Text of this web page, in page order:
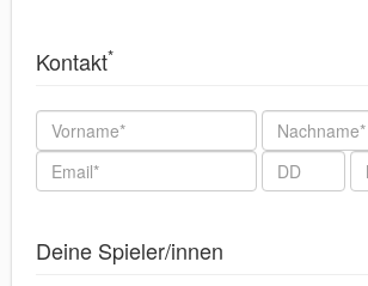
Kontakt*
Nachname
Email
Geburtstag
Deine Spieler/innen